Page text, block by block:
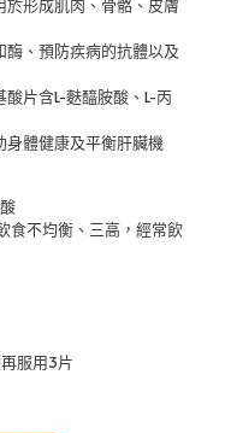
形成肌肉、骨骼、皮膚
、預防疾病的抗體以及
片含L-麩醯胺酸、L-丙
身體健康及平衡肝臟機
食不均衡、三高，經常飲
服用3片